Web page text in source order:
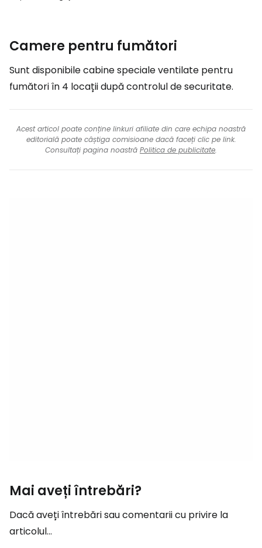
Camere pentru fumători
Sunt disponibile cabine speciale ventilate pentru
fumători în 4 locații după controlul de securitate.
Acest articol poate conține linkuri afiliate din care echipa noastră
editorială poate câștiga comisioane dacă faceți clic pe link.
Consultați pagina noastră Politica de publicitate.
Mai aveți întrebări?
Dacă aveți întrebări sau comentarii cu privire la
articolul...